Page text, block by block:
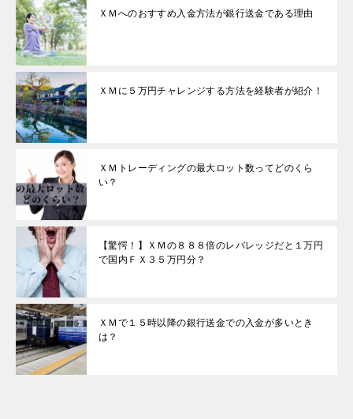
ＸＭへのおすすめ入金方法が銀行送金である理由
ＸＭに５万円チャレンジする方法を経験者が紹介！
ＸＭトレーディングの最大ロット数ってどのくら
い？
【驚愕！】ＸＭの８８８倍のレバレッジだと１万円
で国内ＦＸ３５万円分？
ＸＭで１５時以降の銀行送金での入金が多いとき
は？